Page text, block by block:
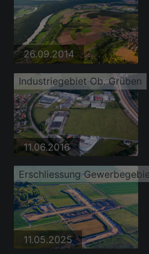
26.09.2014
Industriegebiet Ob. Grüben
11.06.2016
Erschliessung
11.05.2025